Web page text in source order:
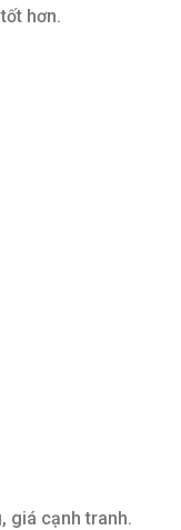
hơn.
giá cạnh tranh.